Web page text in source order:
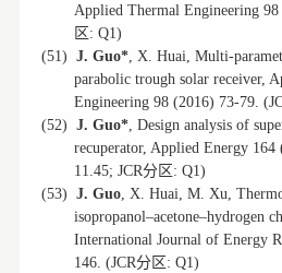
Applied Thermal Engineering
区: Q1)
(51) J. Guo*, X. Huai, Multi-
parabolic trough solar receiver,
Engineering 98 (2016) 73-79.
(52) J. Guo*, Design analysis of
recuperator, Applied Energy
11.45; JCR分区: Q1)
(53) J. Guo, X. Huai, M. Xu,
isopropanol–acetone–hydrogen
International Journal of Energy
146. (JCR分区: Q1)